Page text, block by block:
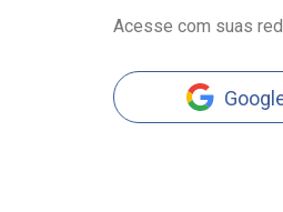
Acesse com suas